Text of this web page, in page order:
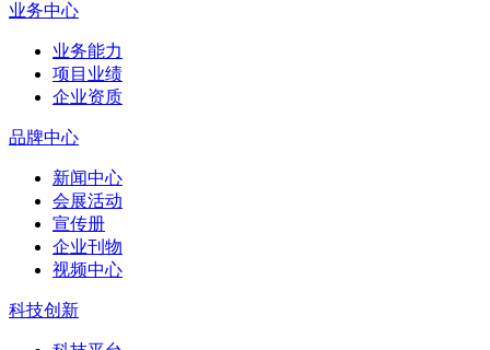
业务中心
业务能力
项目业绩
企业资质
品牌中心
新闻中心
会展活动
宣传册
企业刊物
视频中心
科技创新